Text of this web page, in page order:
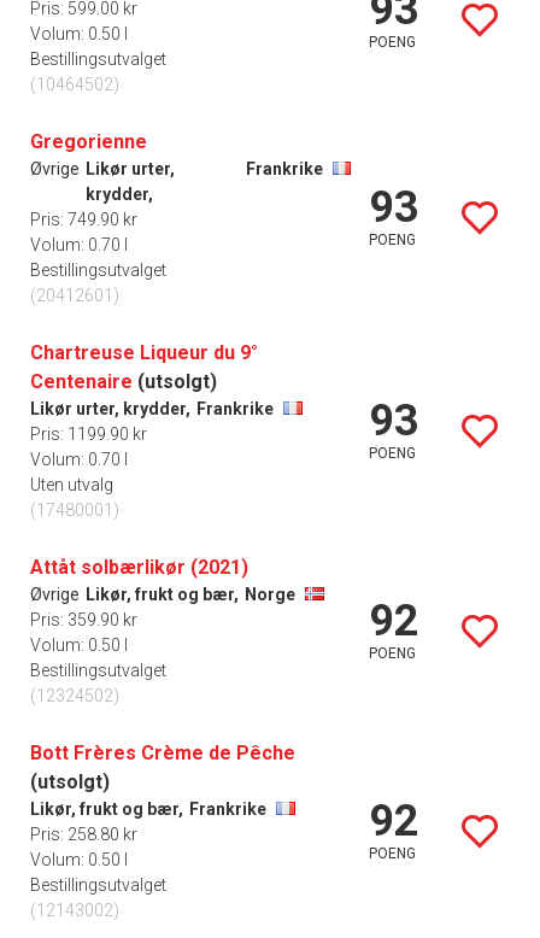
Pris: 599.00 kr
Volum: 0.50 l
Bestillingsutvalget
(10464502)
POENG
Gregorienne
Øvrige Likør urter,
krydder,
Frankrike
Pris: 749.90 kr
Volum: 0.70 l
Bestillingsutvalget
(20412601)
93
POENG
Chartreuse Liqueur du 9°
Centenaire (utsolgt)
Likør urter, krydder, Frankrike
Pris: 1199.90 kr
Volum: 0.70 l
Uten utvalg
(17480001)
93
POENG
Attåt solbærlikør (2021)
Øvrige Likør, frukt og bær, Norge
Pris: 359.90 kr
Volum: 0.50 l
Bestillingsutvalget
(12324502)
92
POENG
Bott Frères Crème de Pêche
(utsolgt)
Likør, frukt og bær, Frankrike
Pris: 258.80 kr
Volum: 0.50 l
Bestillingsutvalget
(12143002)
92
POENG